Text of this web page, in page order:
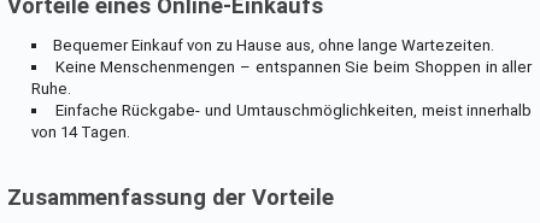
Vorteile eines Online-Einkaufs
Bequemer Einkauf von zu Hause aus, ohne lange Wartezeiten.
Keine Menschenmengen – entspannen Sie beim Shoppen in aller
Ruhe.
Einfache Rückgabe- und Umtauschmöglichkeiten, meist innerhalb
von 14 Tagen.
Zusammenfassung der Vorteile